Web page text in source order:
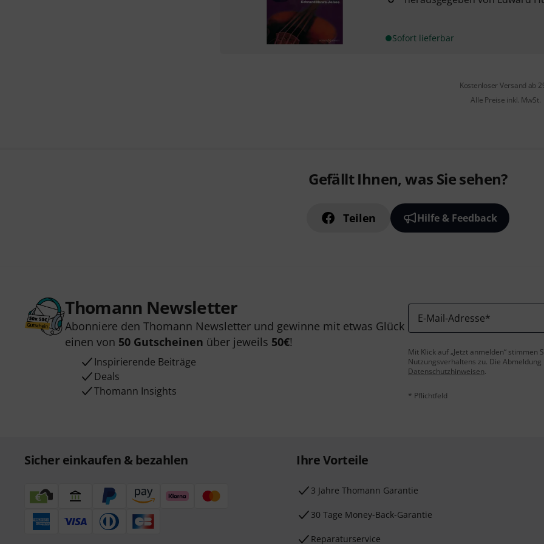
Sofort lieferbar
Kostenloser Versand ab
Alle Preise inkl. MwSt.
Gefällt Ihnen, was Sie sehen?
Teilen Hilfe & Feedback
Thomann Newsletter
Abonniere den Thomann Newsletter und gewinne mit etwas Glück
einen von 50 Gutscheinen über jeweils 50€!
Inspirierende Beiträge
Deals
Thomann Insights
E-Mail-Adresse*
Mit Klick auf „Jetzt anmelden“
Nutzungsverhaltens zu. Die
Datenschutzhinweisen.
* Pflichtfeld
Sicher einkaufen & bezahlen Ihre Vorteile
3 Jahre Thomann Garantie
30 Tage Money-Back-Garantie
Reparaturservice